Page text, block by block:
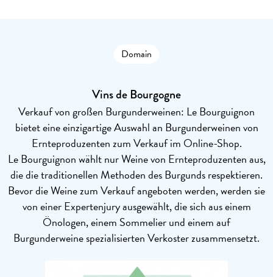
Domain
Vins de Bourgogne
Verkauf von großen Burgunderweinen: Le Bourguignon
bietet eine einzigartige Auswahl an Burgunderweinen von
Ernteproduzenten zum Verkauf im Online-Shop.
Le Bourguignon wählt nur Weine von Ernteproduzenten aus,
die die traditionellen Methoden des Burgunds respektieren.
Bevor die Weine zum Verkauf angeboten werden, werden sie
von einer Expertenjury ausgewählt, die sich aus einem
Önologen, einem Sommelier und einem auf
Burgunderweine spezialisierten Verkoster zusammensetzt.